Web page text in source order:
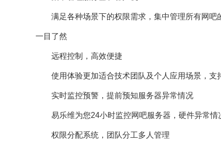
满足各种场景下的权限需求，集中管理所有网吧
一目了然
远程控制，高效便捷
使用体验更加适合技术团队及个人应用场景，支
实时监控预警，提前预知服务器异常情况
易乐维为您24小时监控网吧服务器，硬件异常情
权限分配系统，团队分工多人管理